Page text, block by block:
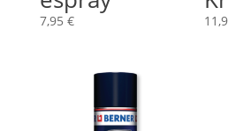
7,95 €